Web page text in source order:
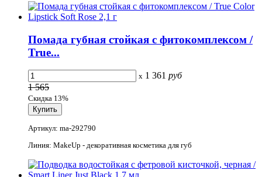
Помада губная стойкая с фитокомплексом /
True...
x 1 361 руб
1 565
Скидка 13%
Артикул: ma-292790
Линия: MakeUp - декоративная косметика для губ